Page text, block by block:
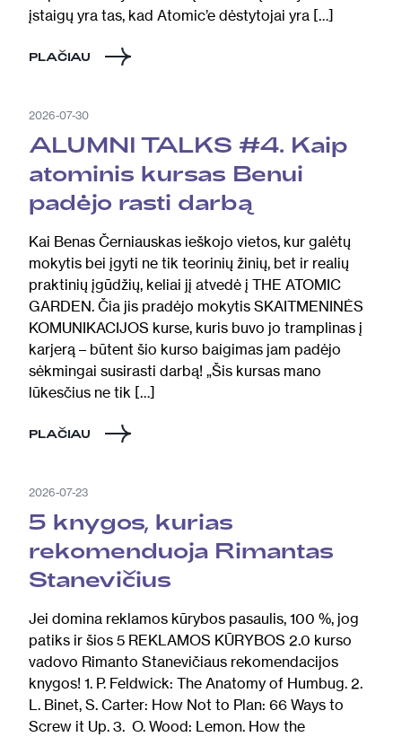
įstaigų yra tas, kad Atomic’e dėstytojai yra […]
PLAČIAU
2026-07-30
ALUMNI TALKS #4. Kaip
atominis kursas Benui
padėjo rasti darbą
Kai Benas Černiauskas ieškojo vietos, kur galėtų
mokytis bei įgyti ne tik teorinių žinių, bet ir realių
praktinių įgūdžių, keliai jį atvedė į THE ATOMIC
GARDEN. Čia jis pradėjo mokytis SKAITMENINĖS
KOMUNIKACIJOS kurse, kuris buvo jo tramplinas į
karjerą – būtent šio kurso baigimas jam padėjo
sėkmingai susirasti darbą! „Šis kursas mano
lūkesčius ne tik […]
PLAČIAU
2026-07-23
5 knygos, kurias
rekomenduoja Rimantas
Stanevičius
Jei domina reklamos kūrybos pasaulis, 100 %, jog
patiks ir šios 5 REKLAMOS KŪRYBOS 2.0 kurso
vadovo Rimanto Stanevičiaus rekomendacijos
knygos! 1. P. Feldwick: The Anatomy of Humbug. 2.
L. Binet, S. Carter: How Not to Plan: 66 Ways to
Screw it Up. 3. O. Wood: Lemon. How the